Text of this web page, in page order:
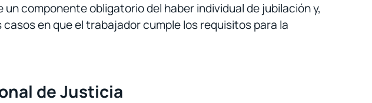
componente obligatorio del haber individual de jubilación y,
en que el trabajador cumple los requisitos para la
de Justicia